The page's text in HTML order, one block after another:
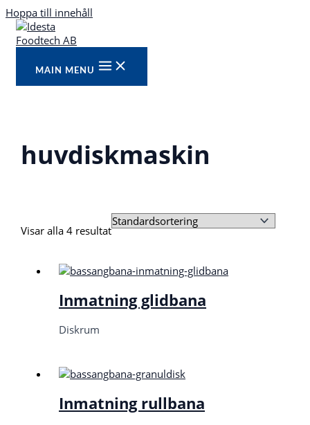
Hoppa till innehåll
MAIN MENU
huvdiskmaskin
Visar alla 4 resultat
Inmatning glidbana
Diskrum
Inmatning rullbana